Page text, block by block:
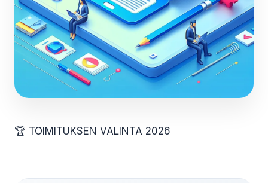
🏆 TOIMITUKSEN VALINTA 2026